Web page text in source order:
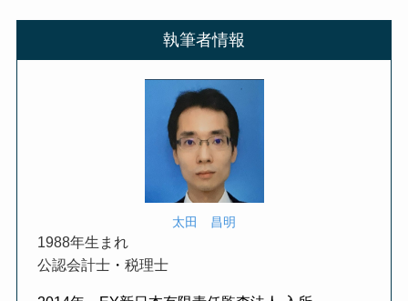
執筆者情報
太田 昌明
1988年生まれ
公認会計士 ・税理士